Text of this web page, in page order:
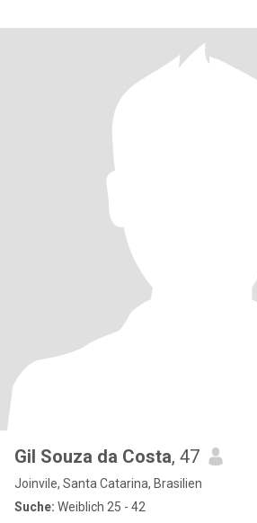
Gil Souza da Costa, 47
Joinvile, Santa Catarina, Brasilien
Suche: Weiblich 25 - 42